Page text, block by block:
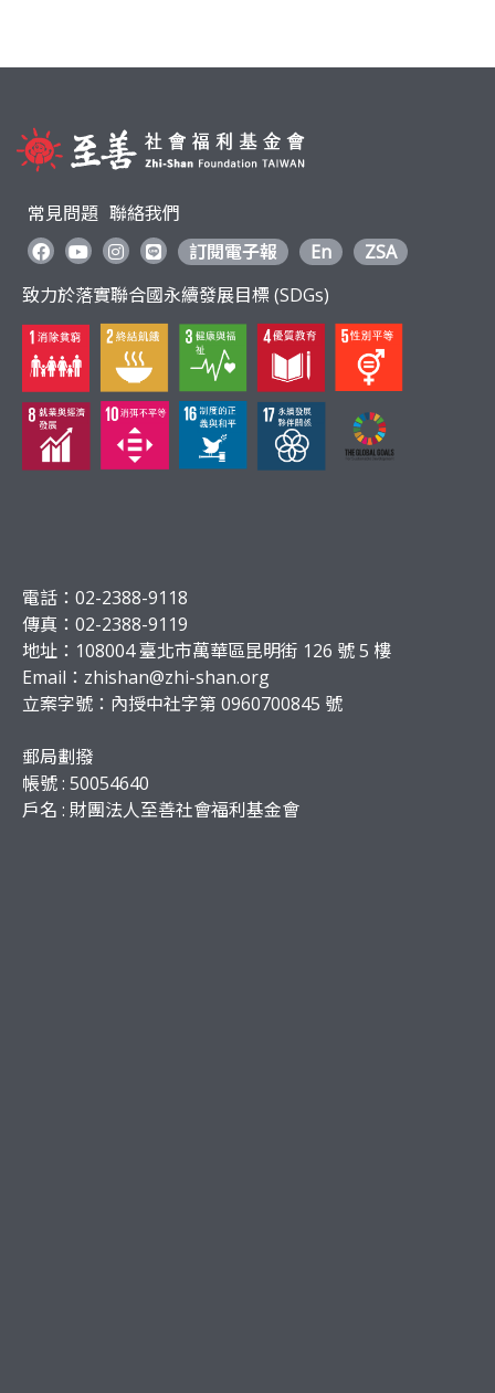
k
常見問題 聯絡我們
訂閱電子報
En
ZSA
致力於落實聯合國永續發展目標 (SDGs)
電話：02-2388-9118
傳真：02-2388-9119
地址：108004 臺北市萬華區昆明街 126 號 5 樓
Email： zhishan@zhi-shan.org
立案字號：內授中社字第 0960700845 號
郵局劃撥
帳號 : 50054640
戶名 : 財團法人至善社會福利基金會